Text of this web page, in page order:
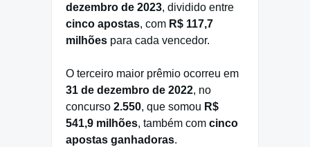
dezembro de 2023, dividido entre
cinco apostas, com R$ 117,7
milhões para cada vencedor.
O terceiro maior prêmio ocorreu em
31 de dezembro de 2022, no
concurso 2.550, que somou R$
541,9 milhões, também com cinco
apostas ganhadoras.